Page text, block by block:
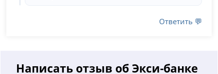
Ответить 💬
Написать отзыв об Экси-банке